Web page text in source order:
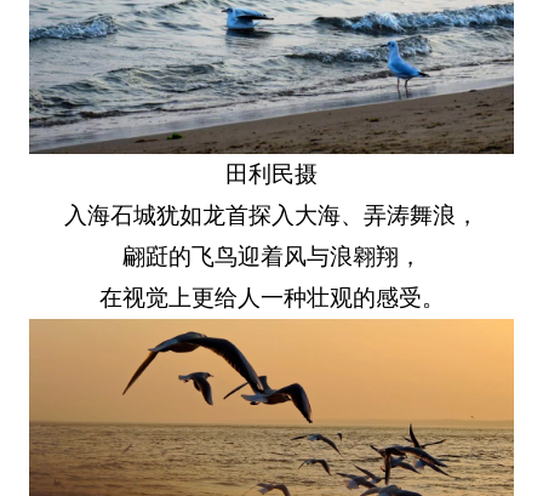
田利民摄
入海石城犹如龙首探入大海、弄涛舞浪，
翩跹的飞鸟迎着风与浪翱翔，
在视觉上更给人一种壮观的感受。